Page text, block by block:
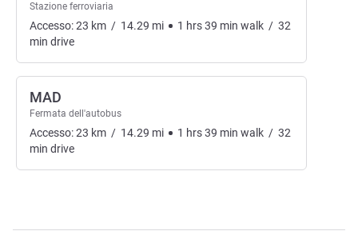
Stazione ferroviaria
Accesso:23 km / 14.29 mi 1 hrs39 min walk / 32
min drive
MAD
Fermata dell'autobus
Accesso:23 km / 14.29 mi 1 hrs39 min walk / 32
min drive